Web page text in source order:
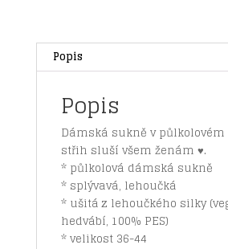
Popis
Popis
Dámská sukně v
střih sluší všem ženám ♥.
* půlkolová dámská sukně
* splývavá, lehoučká
* ušitá z lehoučkého silky
hedvábí, 100% PES)
* velikost 36-44